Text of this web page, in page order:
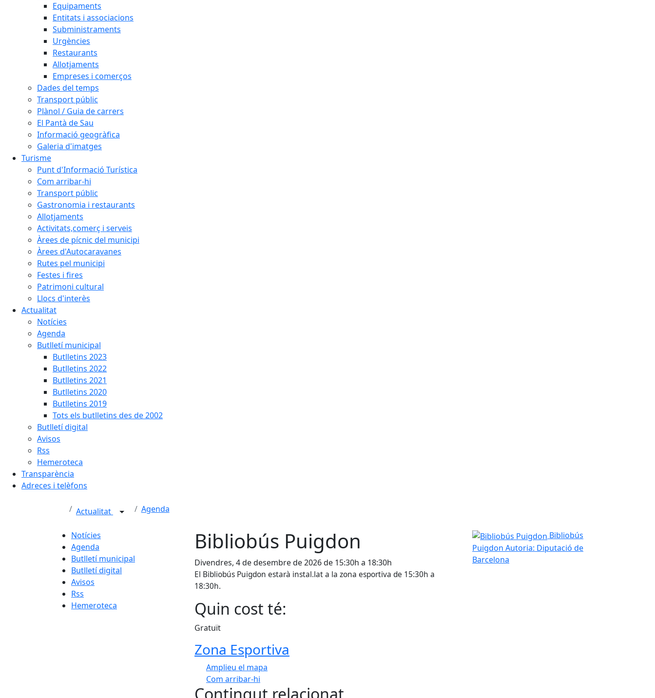
Equipaments
Entitats i associacions
Subministraments
Urgències
Restaurants
Allotjaments
Empreses i comerços
Dades del temps
Transport públic
Plànol / Guia de carrers
El Pantà de Sau
Informació geogràfica
Galeria d'imatges
Turisme
Punt d'Informació Turística
Com arribar-hi
Transport públic
Gastronomia i restaurants
Allotjaments
Activitats,comerç i serveis
Àrees de pícnic del municipi
Àrees d'Autocaravanes
Rutes pel municipi
Festes i fires
Patrimoni cultural
Llocs d'interès
Actualitat
Notícies
Agenda
Butlletí municipal
Butlletins 2023
Butlletins 2022
Butlletins 2021
Butlletins 2020
Butlletins 2019
Tots els butlletins des de 2002
Butlletí digital
Avisos
Rss
Hemeroteca
Transparència
Adreces i telèfons
Actualitat Agenda
Notícies
Agenda
Butlletí municipal
Butlletí digital
Avisos
Rss
Hemeroteca
Bibliobús Puigdon
Divendres, 4 de desembre de 2026 de 15:30h a 18:30h
El Bibliobús Puigdon estarà instal.lat a la zona esportiva de 15:30h a
18:30h.
Quin cost té:
Gratuït
Zona Esportiva
Amplieu el mapa
Com arribar-hi
Bibliobús Puigdon
Bibliobús
Puigdon Autoria: Diputació de
Barcelona